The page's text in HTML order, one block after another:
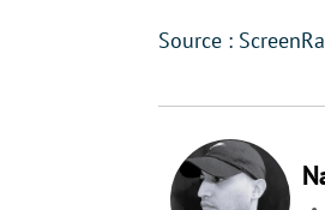
Source :